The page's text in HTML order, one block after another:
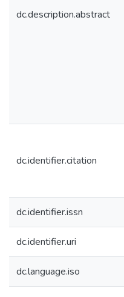
dc.description.abstract
dc.identifier.citation
dc.identifier.issn
dc.identifier.uri
dc.language.iso